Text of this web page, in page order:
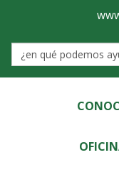
de
Castro-
Urdiales